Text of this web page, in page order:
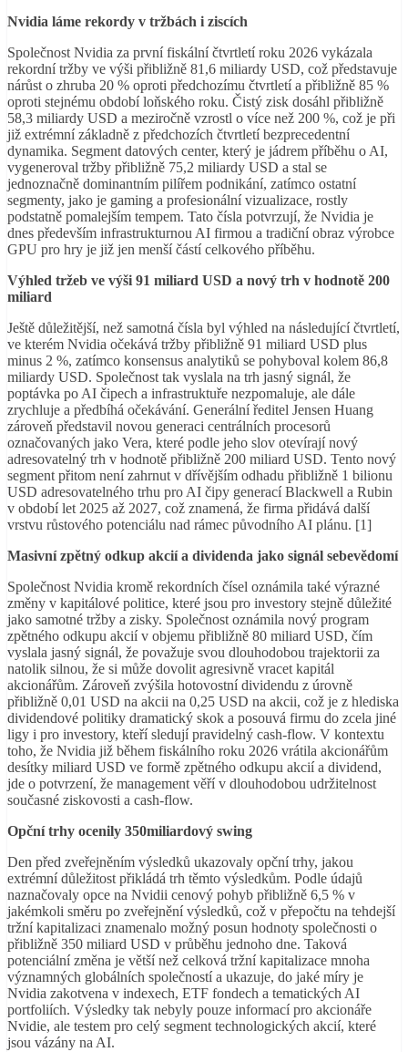
Nvidia láme rekordy v tržbách i ziscích
Společnost Nvidia za první fiskální čtvrtletí roku 2026 vykázala
rekordní tržby ve výši přibližně 81,6 miliardy USD, což představuje
nárůst o zhruba 20 % oproti předchozímu čtvrtletí a přibližně 85 %
oproti stejnému období loňského roku. Čistý zisk dosáhl přibližně
58,3 miliardy USD a meziročně vzrostl o více než 200 %, což je při
již extrémní základně z předchozích čtvrtletí bezprecedentní
dynamika. Segment datových center, který je jádrem příběhu o AI,
vygeneroval tržby přibližně 75,2 miliardy USD a stal se
jednoznačně dominantním pilířem podnikání, zatímco ostatní
segmenty, jako je gaming a profesionální vizualizace, rostly
podstatně pomalejším tempem. Tato čísla potvrzují, že Nvidia je
dnes především infrastrukturnou AI firmou a tradiční obraz výrobce
GPU pro hry je již jen menší částí celkového příběhu.
Výhled tržeb ve výši 91 miliard USD a nový trh v hodnotě 200
miliard
Ještě důležitější, než samotná čísla byl výhled na následující čtvrtletí,
ve kterém Nvidia očekává tržby přibližně 91 miliard USD plus
minus 2 %, zatímco konsensus analytiků se pohyboval kolem 86,8
miliardy USD. Společnost tak vyslala na trh jasný signál, že
poptávka po AI čipech a infrastruktuře nezpomaluje, ale dále
zrychluje a předbíhá očekávání. Generální ředitel Jensen Huang
zároveň představil novou generaci centrálních procesorů
označovaných jako Vera, které podle jeho slov otevírají nový
adresovatelný trh v hodnotě přibližně 200 miliard USD. Tento nový
segment přitom není zahrnut v dřívějším odhadu přibližně 1 bilionu
USD adresovatelného trhu pro AI čipy generací Blackwell a Rubin
v období let 2025 až 2027, což znamená, že firma přidává další
vrstvu růstového potenciálu nad rámec původního AI plánu. [1]
Masivní zpětný odkup akcií a dividenda jako signál sebevědomí
Společnost Nvidia kromě rekordních čísel oznámila také výrazné
změny v kapitálové politice, které jsou pro investory stejně důležité
jako samotné tržby a zisky. Společnost oznámila nový program
zpětného odkupu akcií v objemu přibližně 80 miliard USD, čím
vyslala jasný signál, že považuje svou dlouhodobou trajektorii za
natolik silnou, že si může dovolit agresivně vracet kapitál
akcionářům. Zároveň zvýšila hotovostní dividendu z úrovně
přibližně 0,01 USD na akcii na 0,25 USD na akcii, což je z hlediska
dividendové politiky dramatický skok a posouvá firmu do zcela jiné
ligy i pro investory, kteří sledují pravidelný cash-flow. V kontextu
toho, že Nvidia již během fiskálního roku 2026 vrátila akcionářům
desítky miliard USD ve formě zpětného odkupu akcií a dividend,
jde o potvrzení, že management věří v dlouhodobou udržitelnost
současné ziskovosti a cash-flow.
Opční trhy ocenily 350miliardový swing
Den před zveřejněním výsledků ukazovaly opční trhy, jakou
extrémní důležitost přikládá trh těmto výsledkům. Podle údajů
naznačovaly opce na Nvidii cenový pohyb přibližně 6,5 % v
jakémkoli směru po zveřejnění výsledků, což v přepočtu na tehdejší
tržní kapitalizaci znamenalo možný posun hodnoty společnosti o
přibližně 350 miliard USD v průběhu jednoho dne. Taková
potenciální změna je větší než celková tržní kapitalizace mnoha
významných globálních společností a ukazuje, do jaké míry je
Nvidia zakotvena v indexech, ETF fondech a tematických AI
portfoliích. Výsledky tak nebyly pouze informací pro akcionáře
Nvidie, ale testem pro celý segment technologických akcií, které
jsou vázány na AI.